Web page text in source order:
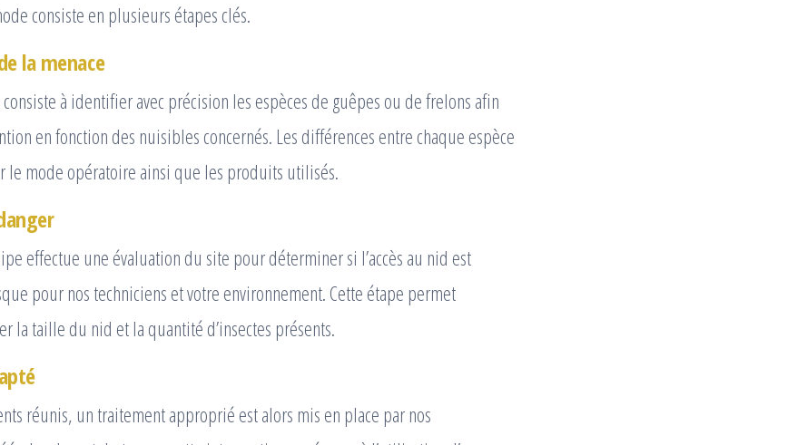
consiste en plusieurs étapes clés.
la menace
à identifier avec précision les espèces de guêpes ou de frelons afin
en fonction des nuisibles concernés. Les différences entre chaque espèce
le mode opératoire ainsi que les produits utilisés.
effectue une évaluation du site pour déterminer si l’accès au nid est
pour nos techniciens et votre environnement. Cette étape permet
la taille du nid et la quantité d’insectes présents.
réunis, un traitement approprié est alors mis en place par nos